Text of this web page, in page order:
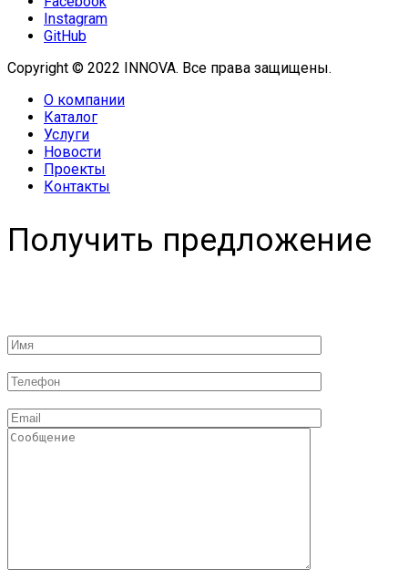
Instagram
GitHub
Copyright © 2022 INNOVA. Все права защищены.
О компании
Каталог
Услуги
Новости
Проекты
Контакты
Получить предложение